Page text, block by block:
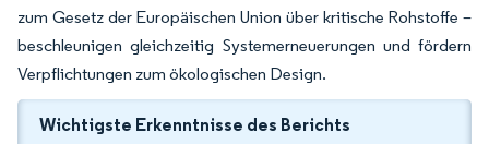
zum Gesetz der Europäischen Union über kritische Rohstoffe –
beschleunigen gleichzeitig Systemerneuerungen und fördern
Verpflichtungen zum ökologischen Design.
Wichtigste Erkenntnisse des Berichts